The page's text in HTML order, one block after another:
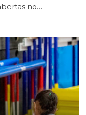
no…